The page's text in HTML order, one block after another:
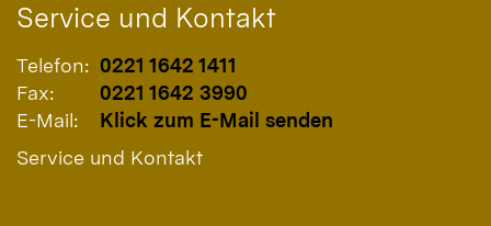
Service und Kontakt
Telefon: 0221 1642 1411
Fax:
0221 1642 3990
E-Mail:
Klick zum E-Mail senden
Service und Kontakt